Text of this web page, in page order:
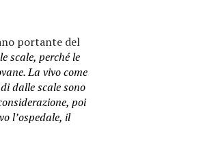
portante del
scale, perché le
La vivo come
dalle scale sono
poi
l’ospedale, il